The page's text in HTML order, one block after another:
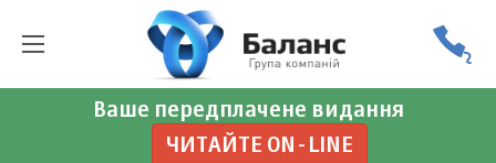
Ваше передплачене видання
ЧИТАЙТЕ ON-LINE